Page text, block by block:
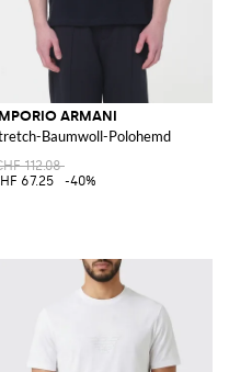
Baumwollmischung
ARMANI
Baumwoll-Polohemd
112.08
67.25
-40%